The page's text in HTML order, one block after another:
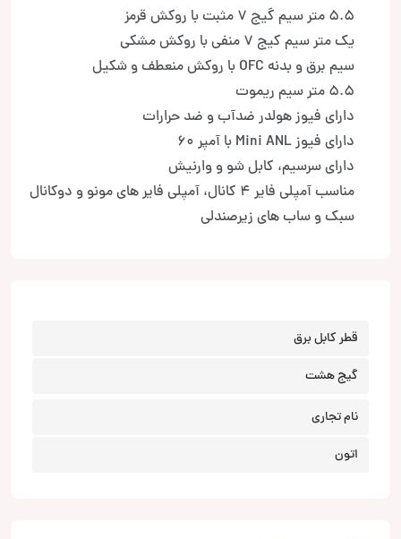
5.5 متر سیم گیج 7 مثبت با روکش قرمز
یک متر سیم کیج 7 منفی با روکش مشکی
سیم برق و بدنه OFC با روکش منعطف و شکیل
5.5 متر سیم ریموت
دارای فیوز هولدر ضدآب و ضد حرارات
دارای فیوز Mini ANL با آمپر 60
دارای سرسیم، کابل شو و وارنیش
مناسب آمپلی فایر 4 کانال، آمپلی فایر های مونو و دوکانال
سبک و ساب های زیرصندلی
قطر کابل برق
گیج هشت
نام تجاری
اتون